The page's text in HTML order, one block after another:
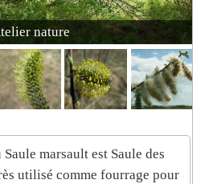
nature
marsault est Saule des
utilisé comme fourrage pour